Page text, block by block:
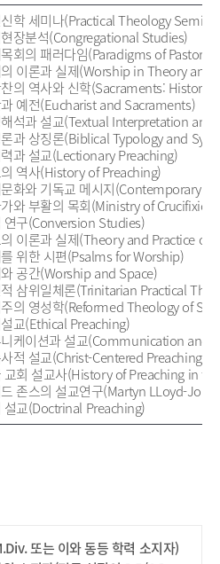
학 세미나(Practical Theology
장분석(Congregational Studies)
회의 패러다임(Paradigms of Pastoral
이론과 실제(Worship in Theory and
의 역사와 신학(Sacraments: History
예전(Eucharist and Sacraments)
석과 설교(Textual Interpretation and
과 상징론(Biblical Typology and
과 설교(Lectionary Preaching)
역사(History of Preaching)
화와 기독교 메시지(Contemporary
와 부활의 목회(Ministry of
연구(Conversion Studies)
이론과 실제(Theory and Practice of
위한 시편(Psalms for Worship)
공간(Worship and Space)
삼위일체론(Trinitarian Practical
의 영성학(Reformed Theology of
교(Ethical Preaching)
케이션과 설교(Communication and
적 설교(Christ-Centered Preaching)
교회 설교사(History of Preaching in
존스의 설교연구(Martyn LLoyd-
설교(Doctrinal Preaching)
또는 이와 동등 학력 소지자)